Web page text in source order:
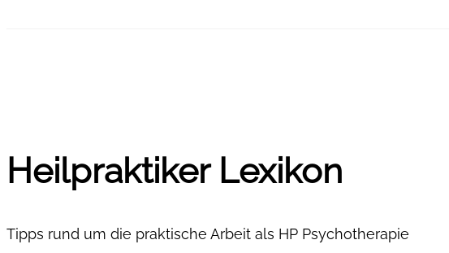
Heilpraktiker Lexikon
Tipps rund um die praktische Arbeit als HP Psychotherapie